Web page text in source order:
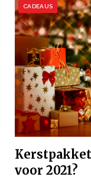
CADEAUS
voor 2021?